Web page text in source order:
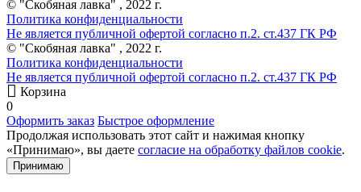
© "Скобяная лавка" , 2022 г.
Политика конфиденциальности
Не является публичной офертой согласно п.2. ст.437 ГК РФ
© "Скобяная лавка" , 2022 г.
Политика конфиденциальности
Не является публичной офертой согласно п.2. ст.437 ГК РФ
Корзина
0
Оформить заказ Быстрое оформление
Продолжая использовать этот сайт и нажимая кнопку
«Принимаю», вы даете согласие на обработку файлов cookie.
Принимаю